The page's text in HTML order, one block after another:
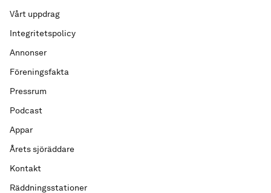
Vårt uppdrag
Integritetspolicy
Annonser
Föreningsfakta
Pressrum
Podcast
Appar
Årets sjöräddare
Kontakt
Räddningsstationer